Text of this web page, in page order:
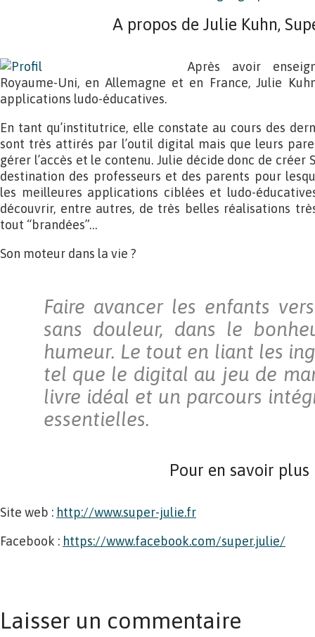
A propos de Julie Kuhn,
Après avoir
Royaume-Uni, en Allemagne et en France, Julie
applications ludo-éducatives.
En tant qu’institutrice, elle constate au cours des
sont très attirés par l’outil digital mais que leurs
gérer l’accès et le contenu. Julie décide donc de créer
destination des professeurs et des parents pour
les meilleures applications ciblées et ludo-
découvrir, entre autres, de très belles réalisations
tout “brandées”…
Son moteur dans la vie ?
Faire avancer les enfants
sans douleur, dans le
humeur. Le tout en liant les
tel que le digital au jeu de
livre idéal et un parcours
essentielles.
Pour en savoir plus
Site web : http://www.super-julie.fr
Facebook : https://www.facebook.com/super.julie/
Laisser un commentaire